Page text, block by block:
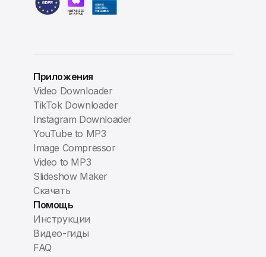
Приложения
Video Downloader
TikTok Downloader
Instagram Downloader
YouTube to MP3
Image Compressor
Video to MP3
Slideshow Maker
Скачать
Помощь
Инструкции
Видео-гиды
FAQ